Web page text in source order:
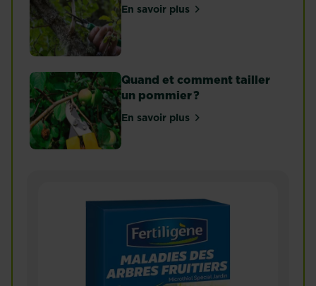
En savoir plussur La taille des arbres fruitiers
Quand et comment tailler
un pommier ?
En savoir plussur Quand et comment tailler